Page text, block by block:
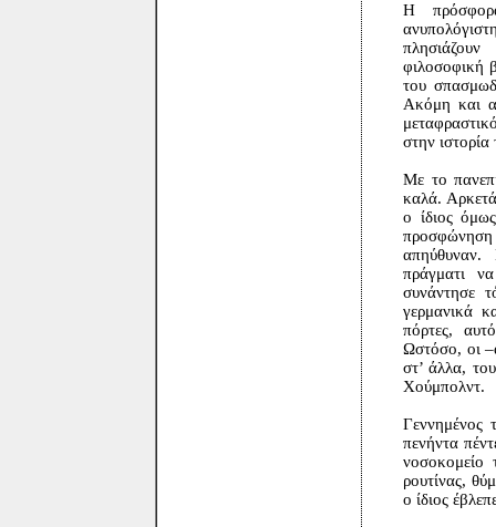
Η
φιλοσοφική
του
Ακόμη και
στην
Με το
καλά. Αρκετά
ο ίδιος
προσφώνηση
απηύθυναν.
πράγματι
συνάντησε
γερμανικά
πόρτες,
Ωστόσο, οι
στ’ άλλα,
Χούμπολντ.
Γεννημένος
πενήντα
ρουτίνας,
ο ίδιος